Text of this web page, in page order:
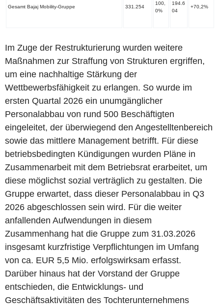
Gesamt Bajaj Mobility-Gruppe 331.254
100,
0%
194.6
04
+70,2%
Im Zuge der Restrukturierung wurden weitere
Maßnahmen zur Straffung von Strukturen ergriffen,
um eine nachhaltige Stärkung der
Wettbewerbsfähigkeit zu erlangen. So wurde im
ersten Quartal 2026 ein unumgänglicher
Personalabbau von rund 500 Beschäftigten
eingeleitet, der überwiegend den Angestelltenbereich
sowie das mittlere Management betrifft. Für diese
betriebsbedingten Kündigungen wurden Pläne in
Zusammenarbeit mit dem Betriebsrat erarbeitet, um
diese möglichst sozial verträglich zu gestalten. Die
Gruppe erwartet, dass dieser Personalabbau in Q3
2026 abgeschlossen sein wird. Für die weiter
anfallenden Aufwendungen in diesem
Zusammenhang hat die Gruppe zum 31.03.2026
insgesamt kurzfristige Verpflichtungen im Umfang
von ca. EUR 5,5 Mio. erfolgswirksam erfasst.
Darüber hinaus hat der Vorstand der Gruppe
entschieden, die Entwicklungs- und
Geschäftsaktivitäten des Tochterunternehmens